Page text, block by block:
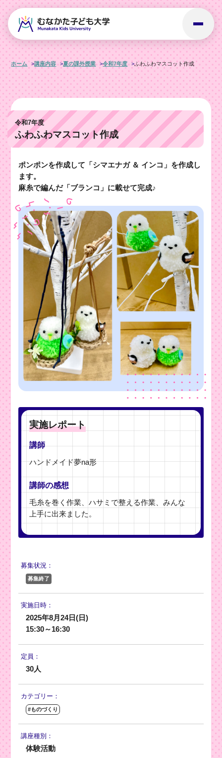
ホーム 講座内容 夏の課外授業 令和7年度 ふわふわマスコット作成
令和7年度
ふわふわマスコット作成
ポンポンを作成して「シマエナガ ＆ インコ」を作成し
ます。
麻糸で編んだ「ブランコ」に載せて完成♪
実施レポート
講師
ハンドメイド夢na形
講師の感想
毛糸を巻く作業、ハサミで整える作業、みんな
上手に出来ました。
募集状況：
募集終了
実施日時：
2025年8月24日(日)
15:30～16:30
定員：
30人
カテゴリー：
#ものづくり
講座種別：
体験活動